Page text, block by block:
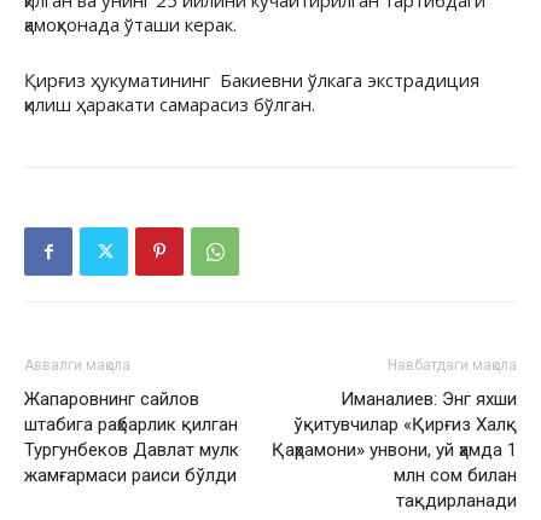
қамоқхонада ўташи керак.
Қирғиз ҳукуматининг Бакиевни ўлкага экстрадиция
қилиш ҳаракати самарасиз бўлган.
Аввалги мақола
Жапаровнинг сайлов
штабига раҳбарлик қилган
Тургунбеков Давлат мулк
жамғармаси раиси бўлди
Навбатдаги мақола
Иманалиев: Энг яхши
ўқитувчилар «Қирғиз Халқ
Қаҳрамони» унвони, уй ҳамда 1
млн сом билан
тақдирланади